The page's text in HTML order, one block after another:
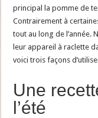
principal la pomme de
Contrairement à
tout au long de l’année.
leur appareil à raclette
voici trois façons
Une
l’été